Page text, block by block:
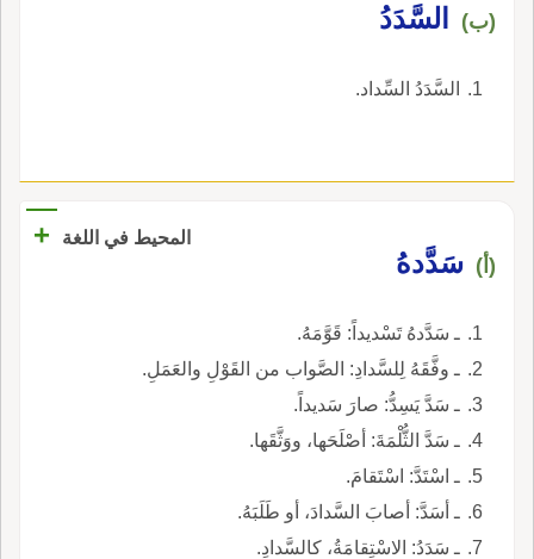
(ب) السَّدَدُ
السَّدَدُ السِّداد.
المحيط في اللغة +
(أ) سَدَّدهُ
ـ سَدَّدهُ تَسْديداً: قَوَّمَهُ.
ـ وفَّقَهُ لِلسَّدادِ: الصَّواب من القَوْلِ والعَمَلِ.
ـ سَدَّ يَسِدُّ: صارَ سَديداً.
ـ سَدَّ الثُّلْمَةَ: أصْلَحَها، ووَثَّقَها.
ـ اسْتَدَّ: اسْتَقامَ.
ـ أسَدَّ: أصابَ السَّدادَ، أو طَلَبَهُ.
ـ سَدَدُ: الاسْتِقامَةُ، كالسَّدادِ.